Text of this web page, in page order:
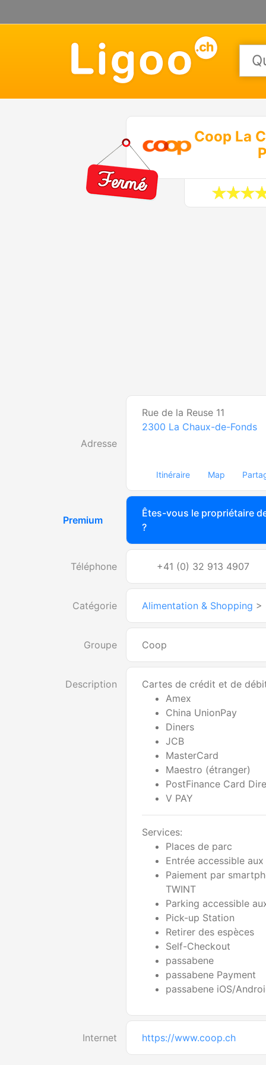
Coop La
Adresse
Rue de la Reuse 11
2300 La Chaux-de-Fonds
Itinéraire Map
Premium
Êtes-vous le propriétaire
?
Téléphone +41 (0) 32 913 4907
Catégorie Alimentation & Shopping >
Groupe Coop
Description
Cartes de crédit et de
Amex
China UnionPay
Diners
JCB
MasterCard
Maestro (étranger)
PostFinance Card
V PAY
Services:
Places de parc
Entrée accessible
Paiement par
TWINT
Parking accessible
Pick-up Station
Retirer des espèces
Self-Checkout
passabene
passabene Payment
passabene iOS/
Internet https://www.coop.ch